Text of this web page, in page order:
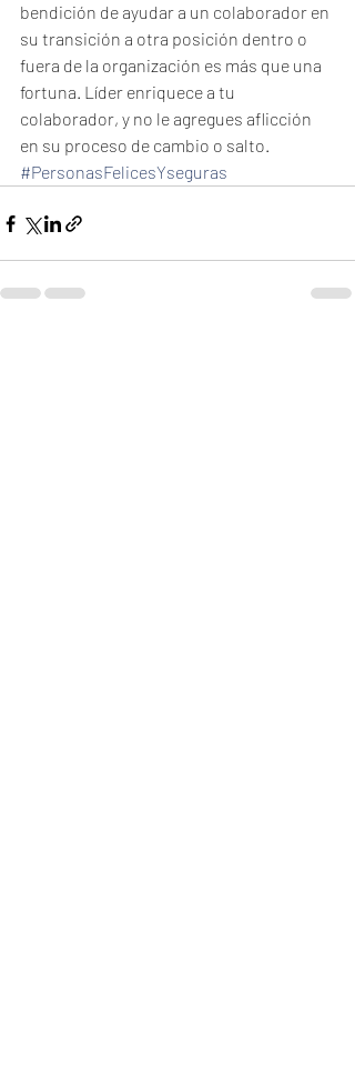
bendición de ayudar a un colaborador en
su transición a otra posición dentro o
fuera de la organización es más que una
fortuna. Líder enriquece a tu
colaborador, y no le agregues aflicción
en su proceso de cambio o salto.
#PersonasFelicesYseguras